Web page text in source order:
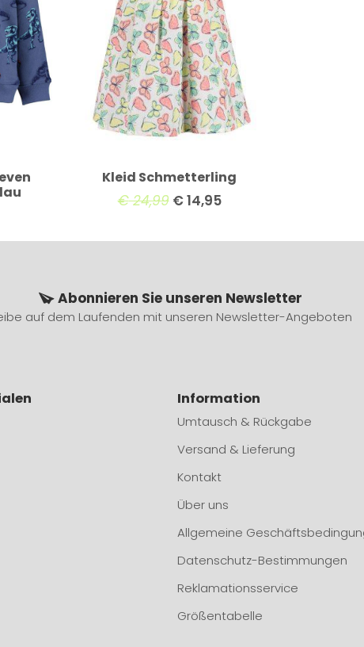
Kleid Schmetterling
€24,99 €14,95
Abonnieren Sie unseren Newsletter
auf dem Laufenden mit unseren Newsletter-Angeboten
Information
Umtausch & Rückgabe
Versand & Lieferung
Kontakt
Über uns
Allgemeine
Datenschutz-Bestimmungen
Reklamationsservice
Größentabelle